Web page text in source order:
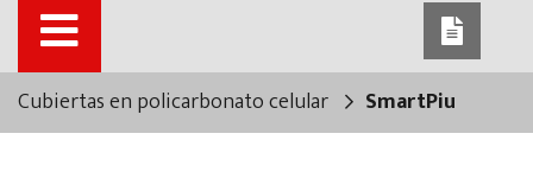
trabajos destacados
Cubiertas en policarbonato celular SmartPiu